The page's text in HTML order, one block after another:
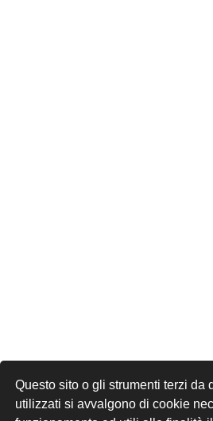
Questo sito o gli strumenti terzi da
utilizzati si avvalgono di cookie